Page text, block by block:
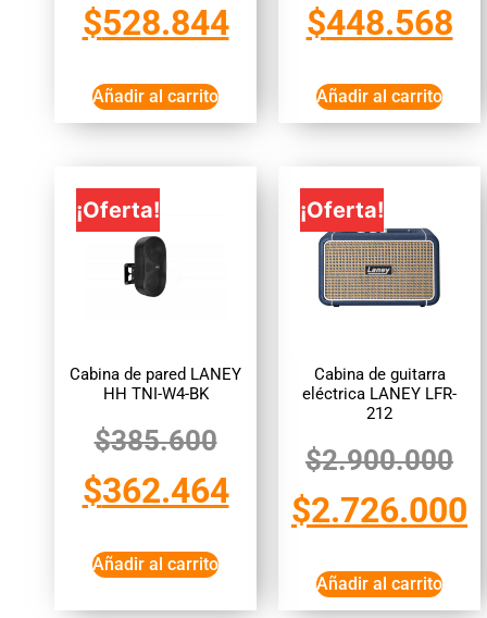
$528.844
Añadir al carrito
$448.568
Añadir al carrito
¡Oferta!
Cabina de pared LANEY
HH TNI-W4-BK
$385.600
$362.464
Añadir al carrito
¡Oferta!
Cabina de guitarra
eléctrica LANEY LFR-
212
$2.900.000
$2.726.000
Añadir al carrito